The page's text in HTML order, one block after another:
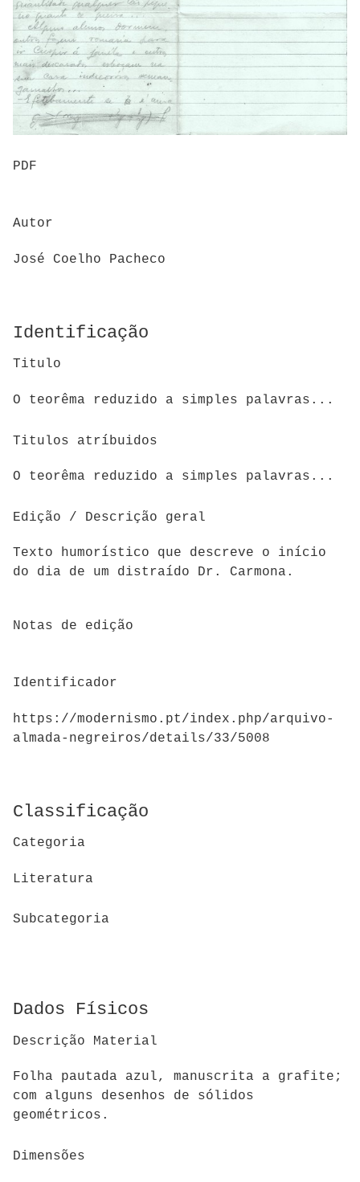
PDF
Autor
José Coelho Pacheco
Identificação
Titulo
O teorêma reduzido a simples palavras...
Titulos atríbuidos
O teorêma reduzido a simples palavras...
Edição / Descrição geral
Texto humorístico que descreve o início
do dia de um distraído Dr. Carmona.
Notas de edição
Identificador
https://modernismo.pt/index.php/arquivo-
almada-negreiros/details/33/5008
Classificação
Categoria
Literatura
Subcategoria
Dados Físicos
Descrição Material
Folha pautada azul, manuscrita a grafite;
com alguns desenhos de sólidos
geométricos.
Dimensões